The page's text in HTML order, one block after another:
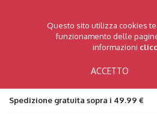
Questo sito utilizza cookies
funzionamento delle
informazioni
ACCETTO
Spedizione gratuita sopra i 49.99 €